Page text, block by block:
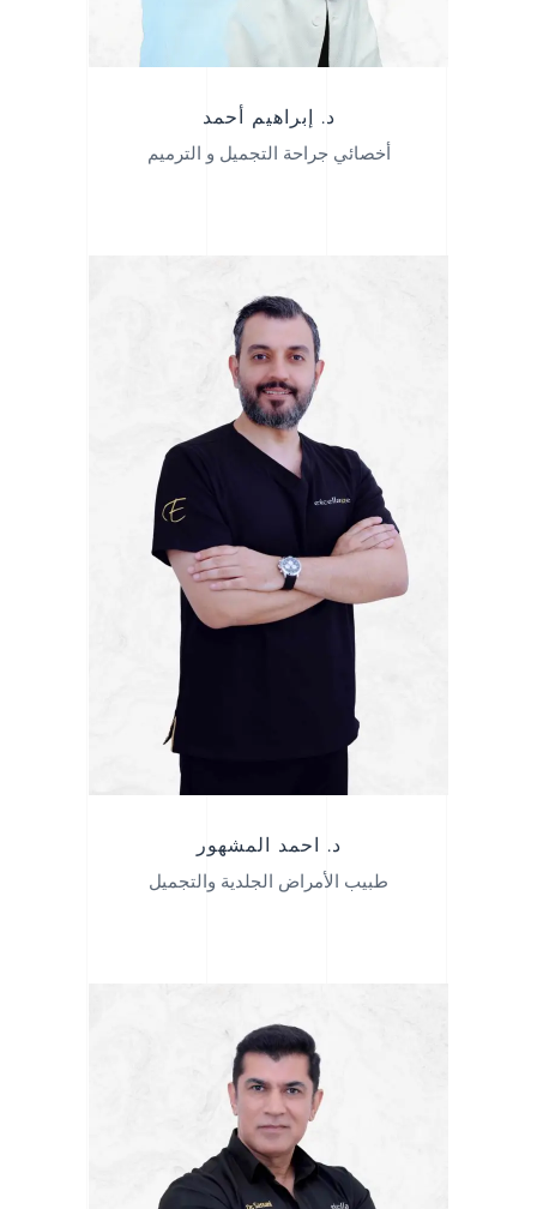
د. إبراهيم أحمد
أخصائي جراحة التجميل و الترميم
د. احمد المشهور
طبيب الأمراض الجلدية والتجميل